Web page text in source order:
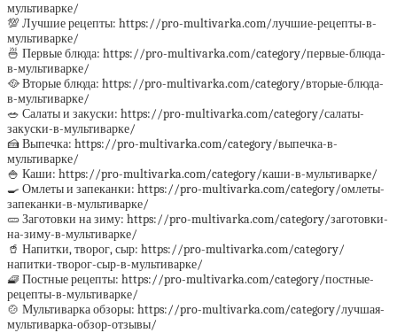
мультиварке/
💯 Лучшие рецепты: https://pro-multivarka.com/лучшие-рецепты-в-
мультиварке/
🍜 Первые блюда: https://pro-multivarka.com/category/первые-блюда-
в-мультиварке/
🥘 Вторые блюда: https://pro-multivarka.com/category/вторые-блюда-
в-мультиварке/
🥗 Салаты и закуски: https://pro-multivarka.com/category/салаты-
закуски-в-мультиварке/
🍰 Выпечка: https://pro-multivarka.com/category/выпечка-в-
мультиварке/
🍚 Каши: https://pro-multivarka.com/category/каши-в-мультиварке/
🍳 Омлеты и запеканки: https://pro-multivarka.com/category/омлеты-
запеканки-в-мультиварке/
🥒 Заготовки на зиму: https://pro-multivarka.com/category/заготовки-
на-зиму-в-мультиварке/
🥤 Напитки, творог, сыр: https://pro-multivarka.com/category/
напитки-творог-сыр-в-мультиварке/
🧇 Постные рецепты: https://pro-multivarka.com/category/постные-
рецепты-в-мультиварке/
🍲 Мультиварка обзоры: https://pro-multivarka.com/category/лучшая-
мультиварка-обзор-отзывы/